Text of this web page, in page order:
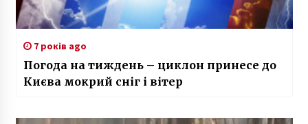
7 років ago
Погода на тиждень – циклон принесе до
Києва мокрий сніг і вітер